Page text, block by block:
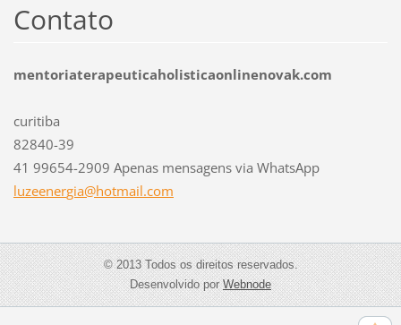
Contato
mentoriaterapeuticaholisticaonlinenovak.com
curitiba
82840-39
41 99654-2909 Apenas mensagens via WhatsApp
luzeenergia@hotmail.com
© 2013 Todos os direitos reservados.
Desenvolvido porWebnode